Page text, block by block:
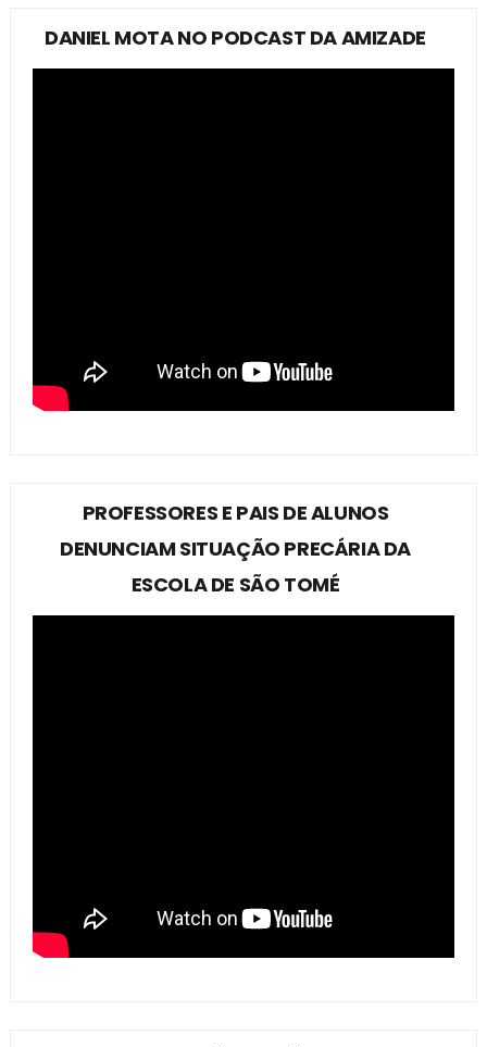
DANIEL MOTA NO PODCAST DA AMIZADE
PROFESSORES E PAIS DE ALUNOS
DENUNCIAM SITUAÇÃO PRECÁRIA DA
ESCOLA DE SÃO TOMÉ